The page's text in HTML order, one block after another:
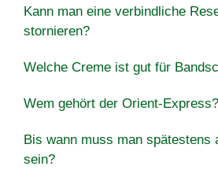
Kann man eine verbindliche
stornieren?
Welche Creme ist gut für
Wem gehört der Orient-Express?
Bis wann muss man spätestens
sein?